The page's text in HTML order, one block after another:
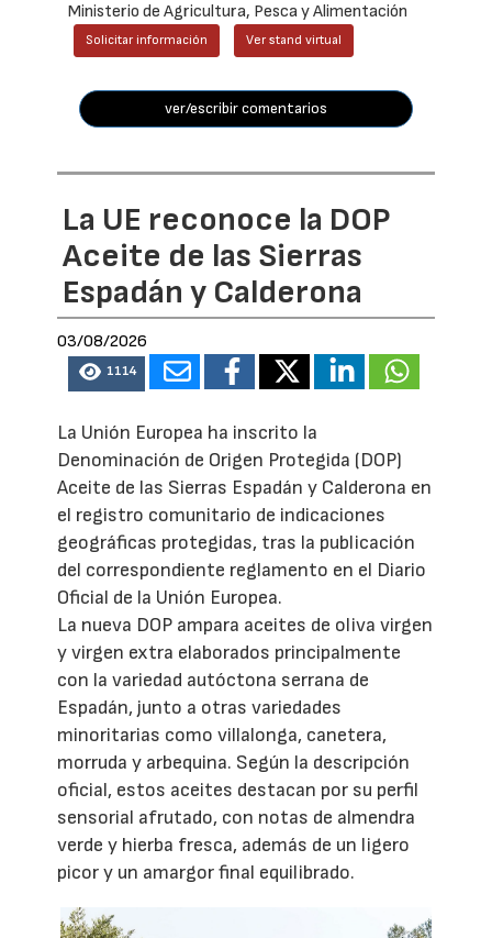
Ministerio de Agricultura, Pesca y Alimentación
Solicitar información Ver stand virtual
ver/escribir comentarios
La UE reconoce la DOP
Aceite de las Sierras
Espadán y Calderona
03/08/2026
1114
La Unión Europea ha inscrito la
Denominación de Origen Protegida (DOP)
Aceite de las Sierras Espadán y Calderona en
el registro comunitario de indicaciones
geográficas protegidas, tras la publicación
del correspondiente reglamento en el Diario
Oficial de la Unión Europea.
La nueva DOP ampara aceites de oliva virgen
y virgen extra elaborados principalmente
con la variedad autóctona serrana de
Espadán, junto a otras variedades
minoritarias como villalonga, canetera,
morruda y arbequina. Según la descripción
oficial, estos aceites destacan por su perfil
sensorial afrutado, con notas de almendra
verde y hierba fresca, además de un ligero
picor y un amargor final equilibrado.